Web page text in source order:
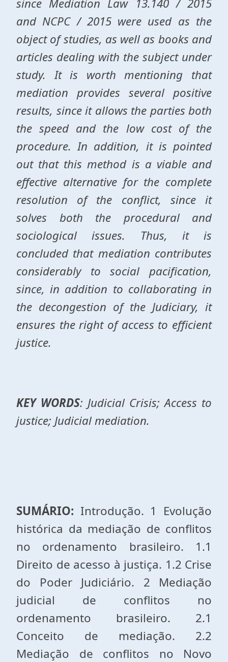
since Mediation Law 13.140 / 2015
and NCPC / 2015 were used as the
object of studies, as well as books and
articles dealing with the subject under
study. It is worth mentioning that
mediation provides several positive
results, since it allows the parties both
the speed and the low cost of the
procedure. In addition, it is pointed
out that this method is a viable and
effective alternative for the complete
resolution of the conflict, since it
solves both the procedural and
sociological issues. Thus, it is
concluded that mediation contributes
considerably to social pacification,
since, in addition to collaborating in
the decongestion of the Judiciary, it
ensures the right of access to efficient
justice.
KEY WORDS: Judicial Crisis; Access to
justice; Judicial mediation.
SUMÁRIO: Introdução. 1 Evolução
histórica da mediação de conflitos
no ordenamento brasileiro. 1.1
Direito de acesso à justiça. 1.2 Crise
do Poder Judiciário. 2 Mediação
judicial de conflitos no
ordenamento brasileiro. 2.1
Conceito de mediação. 2.2
Mediação de conflitos no Novo